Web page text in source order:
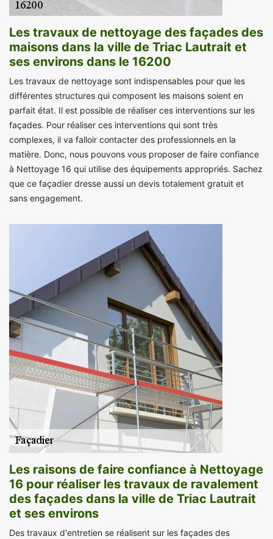
Les travaux de nettoyage des façades des
maisons dans la ville de Triac Lautrait et
ses environs dans le 16200
Les travaux de nettoyage sont indispensables pour que les
différentes structures qui composent les maisons soient en
parfait état. Il est possible de réaliser ces interventions sur les
façades. Pour réaliser ces interventions qui sont très
complexes, il va falloir contacter des professionnels en la
matière. Donc, nous pouvons vous proposer de faire confiance
à Nettoyage 16 qui utilise des équipements appropriés. Sachez
que ce façadier dresse aussi un devis totalement gratuit et
sans engagement.
Les raisons de faire confiance à Nettoyage
16 pour réaliser les travaux de ravalement
des façades dans la ville de Triac Lautrait
et ses environs
Des travaux d'entretien se réalisent sur les façades des